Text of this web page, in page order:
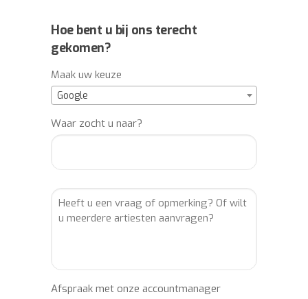
Hoe bent u bij ons terecht
gekomen?
Maak uw keuze
Google
Waar zocht u naar?
Afspraak met onze accountmanager